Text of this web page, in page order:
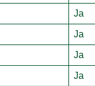
Ja
Ja
Ja
Ja